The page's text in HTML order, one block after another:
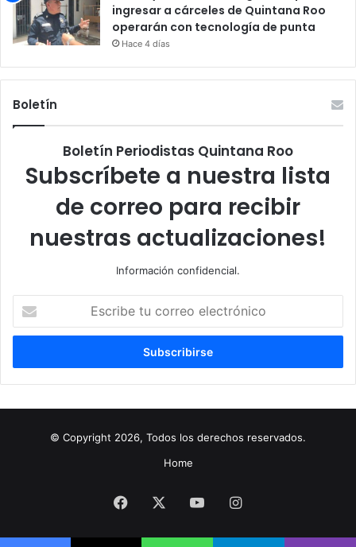
ingresar a cárceles de Quintana Roo
operarán con tecnología de punta
Hace 4 días
Boletín
Boletín Periodistas Quintana Roo
Subscríbete a nuestra lista
de correo para recibir
nuestras actualizaciones!
Información confidencial.
correo
© Copyright 2026, Todos los derechos reservados.
Home
Facebook YouTubeInstagram